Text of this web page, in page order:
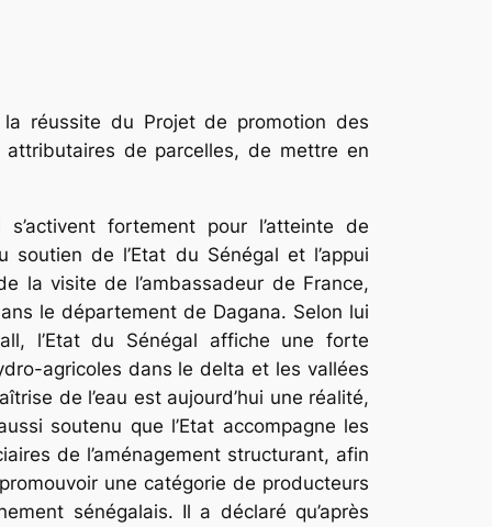
réussite du Projet de promotion des
de parcelles, de mettre en
fortement pour l’atteinte de
de l’Etat du Sénégal et l’appui
la visite de l’ambassadeur de France,
le département de Dagana. Selon lui
l’Etat du Sénégal affiche une forte
agricoles dans le delta et les vallées
de l’eau est aujourd’hui une réalité,
soutenu que l’Etat accompagne les
de l’aménagement structurant, afin
une catégorie de producteurs
sénégalais. Il a déclaré qu’après